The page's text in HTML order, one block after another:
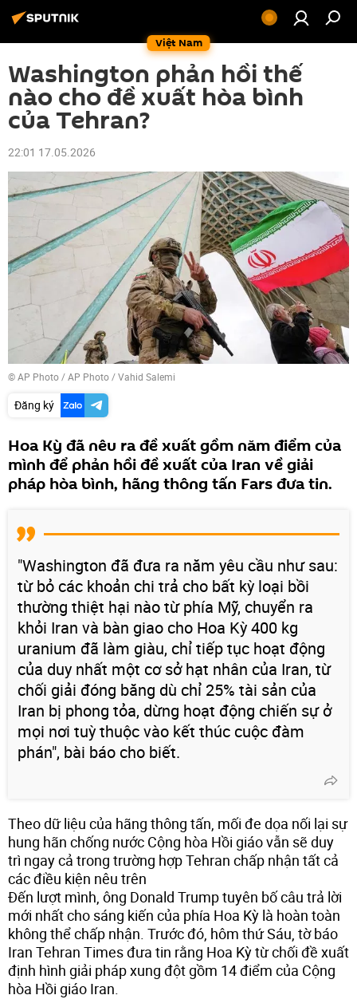
Việt Nam
Washington phản hồi thế
nào cho đề xuất hòa bình
của Tehran?
22:01 17.05.2026
© AP Photo / AP Photo / Vahid Salemi
Đăng ký
Hoa Kỳ đã nêu ra đề xuất gồm năm điểm của
mình để phản hồi đề xuất của Iran về giải
pháp hòa bình, hãng thông tấn Fars đưa tin.
"Washington đã đưa ra năm yêu cầu như sau:
từ bỏ các khoản chi trả cho bất kỳ loại bồi
thường thiệt hại nào từ phía Mỹ, chuyển ra
khỏi Iran và bàn giao cho Hoa Kỳ 400 kg
uranium đã làm giàu, chỉ tiếp tục hoạt động
của duy nhất một cơ sở hạt nhân của Iran, từ
chối giải đóng băng dù chỉ 25% tài sản của
Iran bị phong tỏa, dừng hoạt động chiến sự ở
mọi nơi tuỳ thuộc vào kết thúc cuộc đàm
phán", bài báo cho biết.
Theo dữ liệu của hãng thông tấn, mối đe dọa nối lại sự
hung hãn chống nước Cộng hòa Hồi giáo vẫn sẽ duy
trì ngay cả trong trường hợp Tehran chấp nhận tất cả
các điều kiện nêu trên
Đến lượt mình, ông Donald Trump tuyên bố câu trả lời
mới nhất cho sáng kiến của phía Hoa Kỳ là hoàn toàn
không thể chấp nhận. Trước đó, hôm thứ Sáu, tờ báo
Iran Tehran Times đưa tin rằng Hoa Kỳ từ chối đề xuất
định hình giải pháp xung đột gồm 14 điểm của Cộng
hòa Hồi giáo Iran.